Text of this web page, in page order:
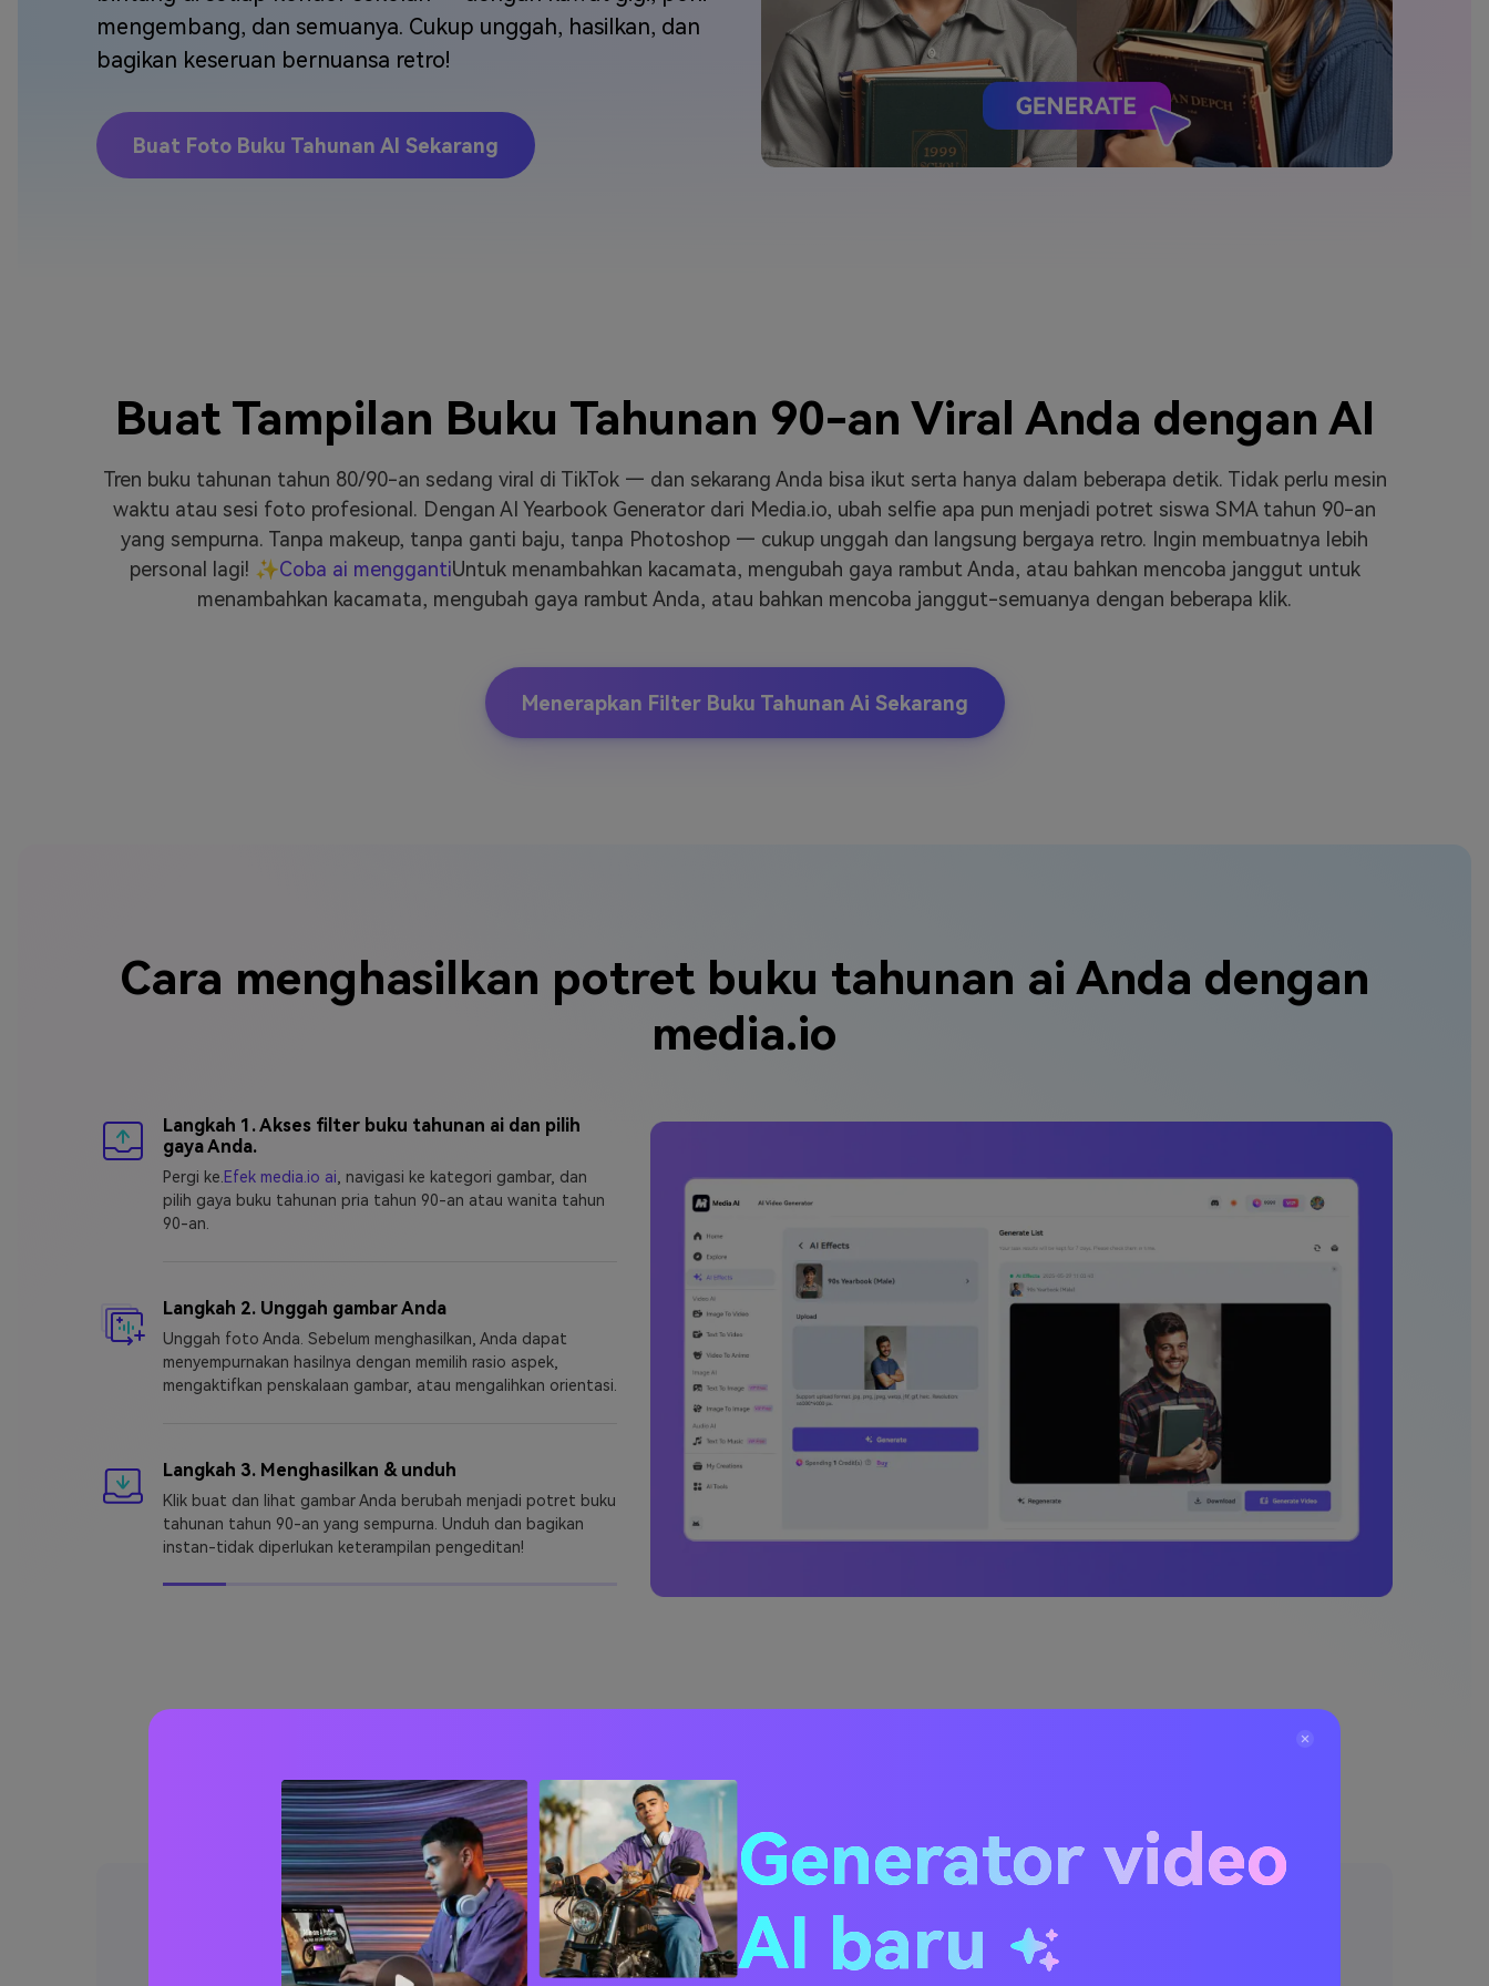
Veo3 Vidu Pixverse Hailuo Runway
Find More Solutions >>
mengembang, dan semuanya. Cukup unggah, hasilkan, dan
bagikan keseruan bernuansa retro!
Buat Foto Buku Tahunan AI Sekarang
Buat Tampilan Buku Tahunan 90-an Viral Anda dengan AI
Tren buku tahunan tahun 80/90-an sedang viral di TikTok — dan sekarang Anda bisa ikut serta hanya dalam beberapa detik. Tidak perlu mesin
waktu atau sesi foto profesional. Dengan AI Yearbook Generator dari Media.io, ubah selfie apa pun menjadi potret siswa SMA tahun 90-an
yang sempurna. Tanpa makeup, tanpa ganti baju, tanpa Photoshop — cukup unggah dan langsung bergaya retro. Ingin membuatnya lebih
personal lagi! ✨Coba ai menggantiUntuk menambahkan kacamata, mengubah gaya rambut Anda, atau bahkan mencoba janggut untuk
menambahkan kacamata, mengubah gaya rambut Anda, atau bahkan mencoba janggut-semuanya dengan beberapa klik.
Menerapkan Filter Buku Tahunan Ai Sekarang
Cara menghasilkan potret buku tahunan ai Anda dengan
media.io
Langkah 1. Akses filter buku tahunan ai dan pilih
gaya Anda.
Pergi ke. Efek media.io ai , navigasi ke kategori gambar, dan
pilih gaya buku tahunan pria tahun 90-an atau wanita tahun
90-an.
Langkah 2. Unggah gambar Anda
Unggah foto Anda. Sebelum menghasilkan, Anda dapat
menyempurnakan hasilnya dengan memilih rasio aspek,
mengaktifkan penskalaan gambar, atau mengalihkan orientasi.
Langkah 3. Menghasilkan & unduh
Klik buat dan lihat gambar Anda berubah menjadi potret buku
tahunan tahun 90-an yang sempurna. Unduh dan bagikan
instan-tidak diperlukan keterampilan pengeditan!
Generator video
AI baru